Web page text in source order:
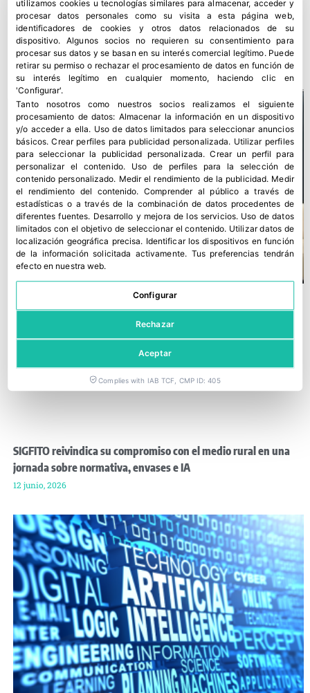
Carrefour acelera el uso de IA en sus supermercados
15 junio, 2026
SIGFITO reivindica su compromiso con el medio rural en una
jornada sobre normativa, envases e IA
12 junio, 2026
utilizamos cookies u tecnologías similares para almacenar, acceder y
procesar datos personales como su visita a esta página web,
identificadores de cookies y otros datos relacionados de su
dispositivo. Algunos socios no requieren su consentimiento para
procesar sus datos y se basan en su interés comercial legítimo. Puede
retirar su permiso o rechazar el procesamiento de datos en función de
su interés legítimo en cualquier momento, haciendo clic en
'Configurar'.
Tanto nosotros como nuestros socios realizamos el siguiente
procesamiento de datos: Almacenar la información en un dispositivo
y/o acceder a ella. Uso de datos limitados para seleccionar anuncios
básicos.Crear perfiles para publicidad personalizada. Utilizar perfiles
para seleccionar la publicidad personalizada.Crear un perfil para
personalizar el contenido. Uso de perfiles para la selección de
contenido personalizado. Medir el rendimiento de la publicidad. Medir
el rendimiento del contenido.Comprender al público a través de
estadísticas o a través de la combinación de datos procedentes de
diferentes fuentes. Desarrollo y mejora de los servicios. Uso de datos
limitados con el objetivo de seleccionar el contenido. Utilizar datos de
localización geográfica precisa. Identificar los dispositivos en función
de la información solicitada activamente. Tus preferencias tendrán
efecto en nuestra web.
Configurar
Rechazar
Aceptar
Complies with IAB TCF, CMP ID: 405